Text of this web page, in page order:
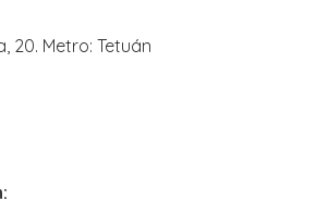
20. Metro: Tetuán